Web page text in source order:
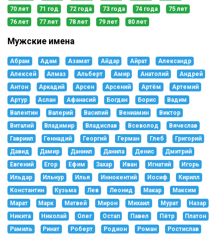
70 лет
71 год 72 года 73 года 74 года
75 лет
76 лет
77 лет 78 лет 79 лет 80 лет
Мужские имена
Абрам Адам Азамат Айдар Айрат
Александр
Алексей
Алмаз Альберт Амир Анатолий
Андрей
Антон
Аркадий Арсен Арсений Артём
Артемий
Артур
Аслан Афанасий Богдан Борис
Вадим
Валентин
Валерий Василий Вениамин
Виктор
Виталий
Владимир Владислав Всеволод
Вячеслав
Гавриил
Геннадий Георгий Герман Глеб
Григорий
Давид
Дамир Даниил Данила Денис
Дмитрий
Евгений
Егор Ефим Захар Иван Игнатий
Игорь
Ильдар
Ильнур Илья Иннокентий Иосиф
Кирилл
Константин
Кузьма Лев Леонид Макар
Максим
Марат
Марк Матвей Мирон Михаил Мурат
Назар
Никита
Николай Олег Остап Павел Пётр
Платон
Рамиль
Ринат Роберт Родион Роман
Ростислав